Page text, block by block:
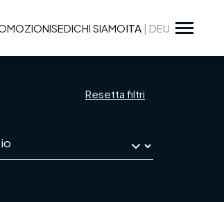
SEDICHI SIAMOITA | DEU
Resetta filtri